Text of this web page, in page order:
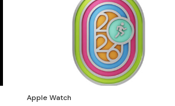
Apple Watch